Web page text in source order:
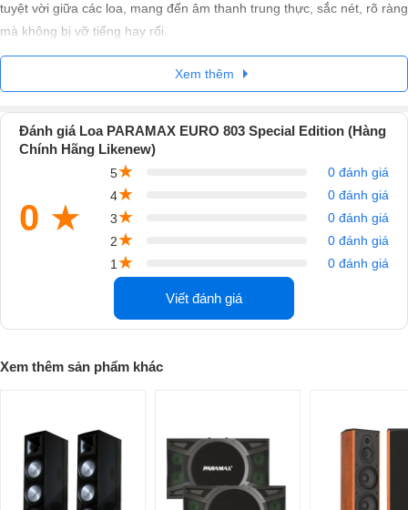
tuyệt vời giữa các loa, mang đến âm thanh trung thực, sắc nét, rõ ràng
mà không bị vỡ tiếng hay rối.
Xem thêm
Đánh giá Loa PARAMAX EURO 803 Special Edition (Hàng
Chính Hãng Likenew)
0 ★
5★
0 đánh giá
4★
0 đánh giá
3★
0 đánh giá
2★
0 đánh giá
1★ 0 đánh giá
Viết đánh giá
Xem thêm sản phẩm khác